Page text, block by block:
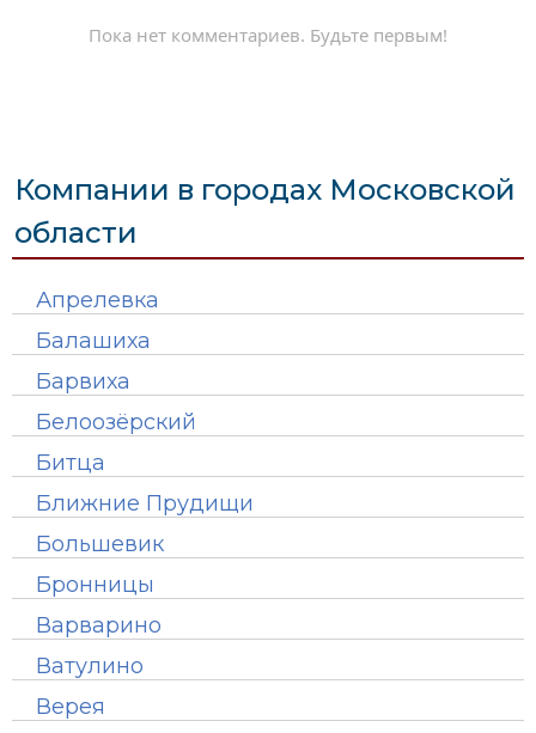
Пока нет комментариев. Будьте первым!
Компании в городах Московской
области
Апрелевка
Балашиха
Барвиха
Белоозёрский
Битца
Ближние Прудищи
Большевик
Бронницы
Варварино
Ватулино
Верея